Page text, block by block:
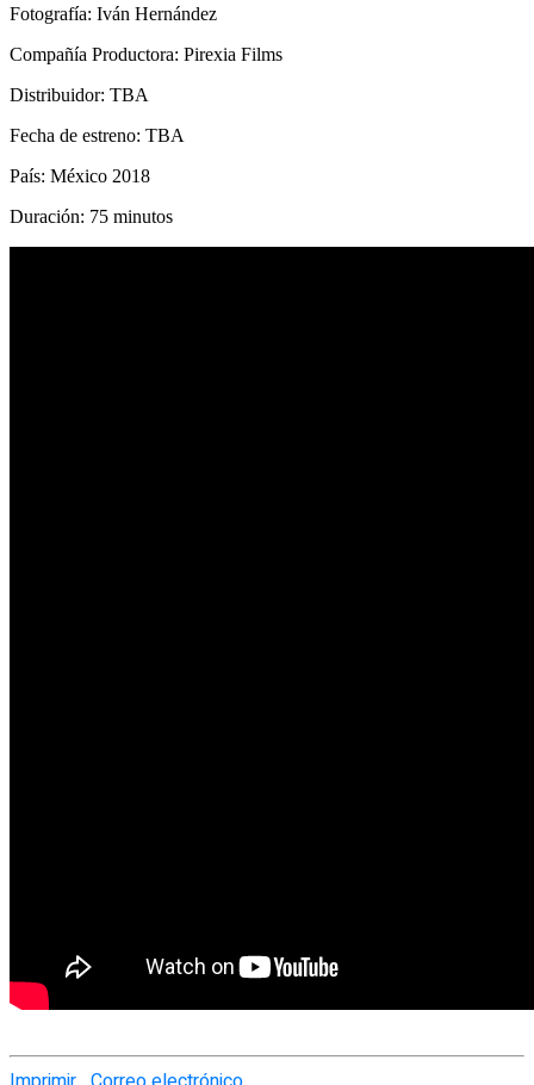
Fotografía: Iván Hernández
Compañía Productora: Pirexia Films
Distribuidor: TBA
Fecha de estreno: TBA
País: México 2018
Duración: 75 minutos